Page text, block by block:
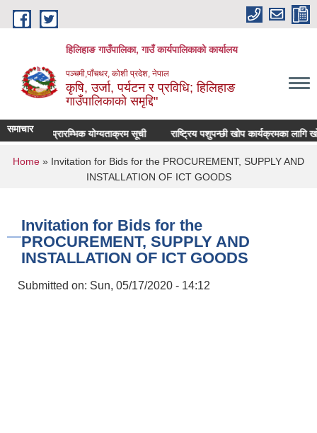
Skip to main content
हिलिहाङ गाउँपालिका, गाउँ कार्यपालिकाको कार्यालय
पञ्चमी,पाँचथर, कोशी प्रदेश, नेपाल
कृषि, उर्जा, पर्यटन र प्रविधि; हिलिहाङ
गाउँपालिकाको समृद्दि"
समाचार प्रारम्भिक योग्यताक्रम सूची राष्ट्रिय पशुपन्छी खोप कार्यक्रमका
You are here
Home » Invitation for Bids for the PROCUREMENT, SUPPLY AND
INSTALLATION OF ICT GOODS
Invitation for Bids for the
PROCUREMENT, SUPPLY AND
INSTALLATION OF ICT GOODS
Submitted on: Sun, 05/17/2020 - 14:12